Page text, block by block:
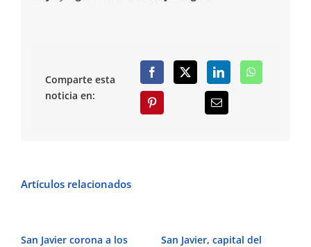
Comparte esta
noticia en:
Artículos relacionados
San Javier corona a los
San Javier, capital del